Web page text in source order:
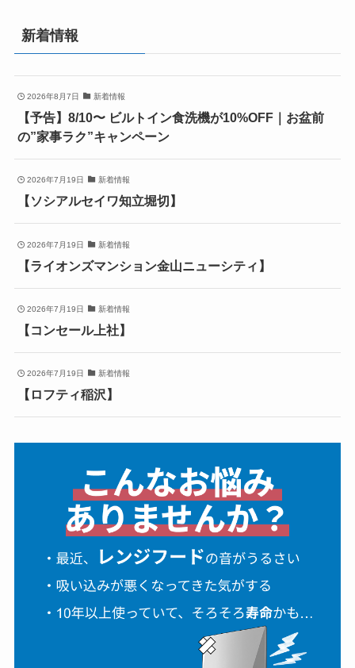
新着情報
2026年8月7日 新着情報
【予告】8/10〜 ビルトイン食洗機が10%OFF｜お盆前
の”家事ラク”キャンペーン
2026年7月19日 新着情報
【ソシアルセイワ知立堀切】
2026年7月19日 新着情報
【ライオンズマンション金山ニューシティ】
2026年7月19日 新着情報
【コンセール上社】
2026年7月19日 新着情報
【ロフティ稲沢】